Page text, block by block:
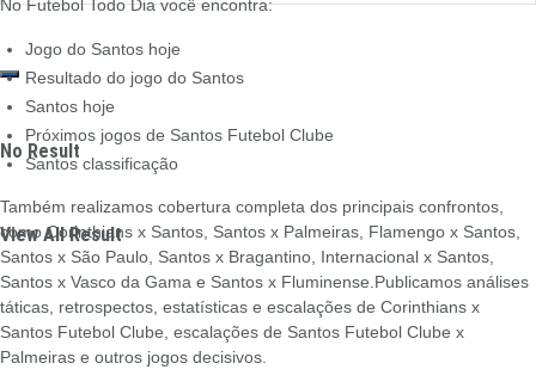
No Result
View All Result
No Futebol Todo Dia você encontra:
Jogo do Santos hoje
Resultado do jogo do Santos
Santos hoje
Próximos jogos de Santos Futebol Clube
Santos classificação
Também realizamos cobertura completa dos principais confrontos,
como Corinthians x Santos, Santos x Palmeiras, Flamengo x Santos,
Santos x São Paulo, Santos x Bragantino, Internacional x Santos,
Santos x Vasco da Gama e Santos x Fluminense. Publicamos análises
táticas, retrospectos, estatísticas e escalações de Corinthians x
Santos Futebol Clube, escalações de Santos Futebol Clube x
Palmeiras e outros jogos decisivos.